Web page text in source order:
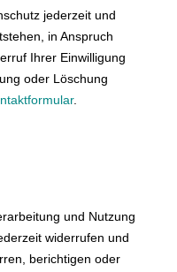
jederzeit und
in Anspruch
Ihrer Einwilligung
oder Löschung
.
und Nutzung
widerrufen und
berichtigen oder